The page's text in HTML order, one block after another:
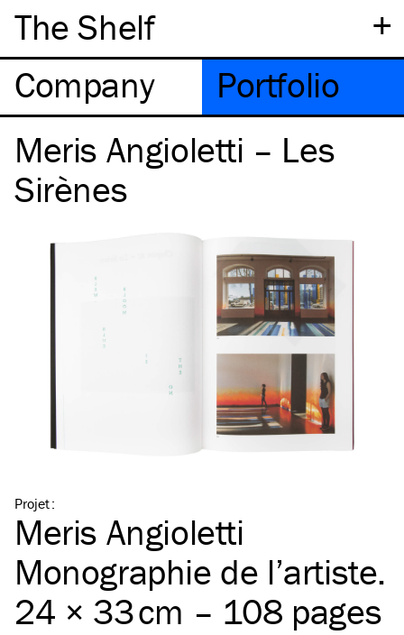
+
The Shelf
Company
Portfolio
Meris Angioletti – Les
Sirènes
Projet:
Meris Angioletti
Monographie de l’artiste.
24 × 33 cm – 108 pages